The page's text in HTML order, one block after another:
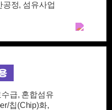
공정, 섬유사업
급, 혼합섬유
칩(Chip)화,